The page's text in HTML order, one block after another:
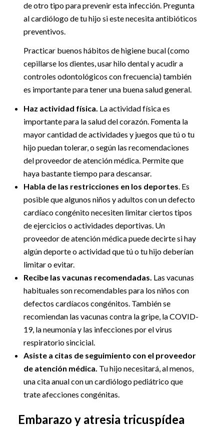
de otro tipo para prevenir esta infección. Pregunta
al cardiólogo de tu hijo si este necesita antibióticos
preventivos.
Practicar buenos hábitos de higiene bucal (como
cepillarse los dientes, usar hilo dental y acudir a
controles odontológicos con frecuencia) también
es importante para tener una buena salud general.
Haz actividad física. La actividad física es
importante para la salud del corazón. Fomenta la
mayor cantidad de actividades y juegos que tú o tu
hijo puedan tolerar, o según las recomendaciones
del proveedor de atención médica. Permite que
haya bastante tiempo para descansar.
Habla de las restricciones en los deportes. Es
posible que algunos niños y adultos con un defecto
cardíaco congénito necesiten limitar ciertos tipos
de ejercicios o actividades deportivas. Un
proveedor de atención médica puede decirte si hay
algún deporte o actividad que tú o tu hijo deberían
limitar o evitar.
Recibe las vacunas recomendadas. Las vacunas
habituales son recomendables para los niños con
defectos cardíacos congénitos. También se
recomiendan las vacunas contra la gripe, la COVID-
19, la neumonía y las infecciones por el virus
respiratorio sincicial.
Asiste a citas de seguimiento con el proveedor
de atención médica. Tu hijo necesitará, al menos,
una cita anual con un cardiólogo pediátrico que
trate afecciones congénitas.
Embarazo y atresia tricuspídea